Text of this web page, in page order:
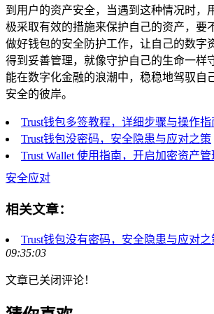
到用户的资产安全，当遇到这种情况时，
极采取有效的措施来保护自己的资产，要
做好钱包的安全防护工作，让自己的数字
得到妥善管理，就像守护自己的生命一样
能在数字化金融的浪潮中，稳稳地驾驭自
安全的彼岸。
Trust钱包多签教程，详细步骤与操作指
Trust钱包没密码，安全隐患与应对之策
Trust Wallet 使用指南，开启加密资产
安全应对
相关文章：
Trust钱包没有密码，安全隐患与应对之
09:35:03
文章已关闭评论！